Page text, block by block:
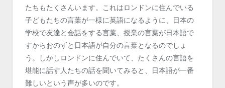
たちもたくさんいます。これはロンドンに住んでいる
子どもたちの言葉が一様に英語になるように、日本の
学校で友達と会話をする言葉、授業の言葉が日本語で
すからおのずと日本語が自分の言葉となるのでしょ
う。しかしロンドンに住んでいて、たくさんの言語を
堪能に話す人たちの話を聞いてみると、日本語が一番
難しいという声が多いのです。